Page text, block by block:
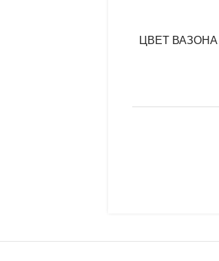
ЦВЕТ ВАЗОНА